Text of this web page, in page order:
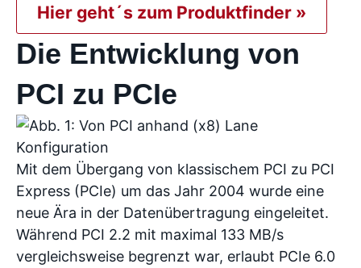
Hier geht´s zum Produktfinder »
Die Entwicklung von
PCI zu PCIe
Mit dem Übergang von klassischem PCI zu PCI
Express (PCIe) um das Jahr 2004 wurde eine
neue Ära in der Datenübertragung eingeleitet.
Während PCI 2.2 mit maximal 133 MB/s
vergleichsweise begrenzt war, erlaubt PCIe 6.0